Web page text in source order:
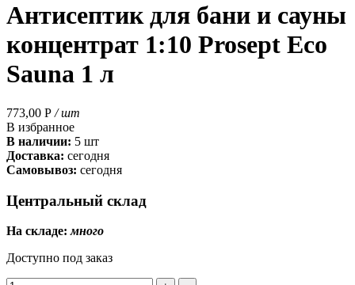
Антисептик для бани и сауны
концентрат 1:10 Prosept Eco
Sauna 1 л
773,00 Р / шт
В избранное
В наличии: 5 шт
Доставка: сегодня
Самовывоз: сегодня
Центральный склад
На складе:много
Доступно под заказ